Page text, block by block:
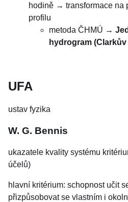
hodině → transformace na
profilu
metoda ČHMÚ →
hydrogram (Clarkův
UFA
ustav fyzika
W. G. Bennis
ukazatele kvality systému
účelů)
hlavní kritérium: schopnost učit
přizpůsobovat se vlastním i